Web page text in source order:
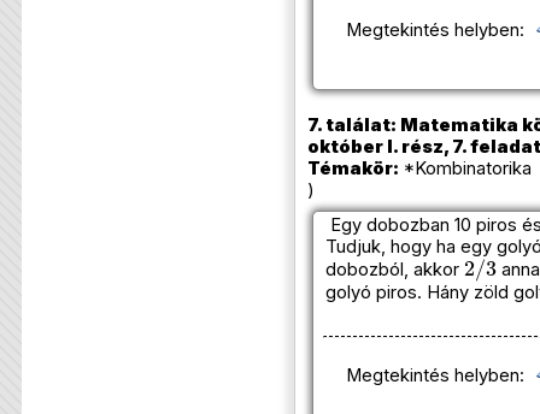
Megtekintés helyben:
7. találat: Matematika
október I. rész, 7. feladat
Témakör: *Kombinatorika
)
Egy dobozban 10 piros
Tudjuk, hogy ha egy
dobozból, akkor
2/3
golyó piros. Hány zöld
Megtekintés helyben: